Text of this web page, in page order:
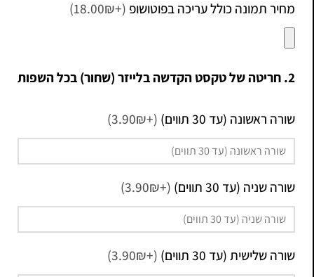
מחיר תמונה כולל עריכה בפוטושופ (+18.00₪)
2. חריטה של טקסט הקדשה בלייזר (שחור) בכל השפות
שורה ראשונה (עד 30 תווים) (+3.90₪)
שורה שניה (עד 30 תווים) (+3.90₪)
שורה שלישית (עד 30 תווים) (+3.90₪)